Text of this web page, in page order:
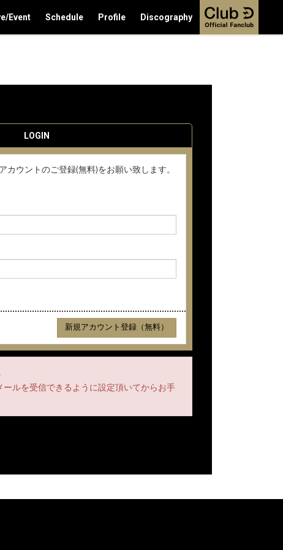
Event Schedule Profile Discography
LOGIN
ウントのご登録(無料)をお願い致します。
ルを受信できるように設定頂いてからお手